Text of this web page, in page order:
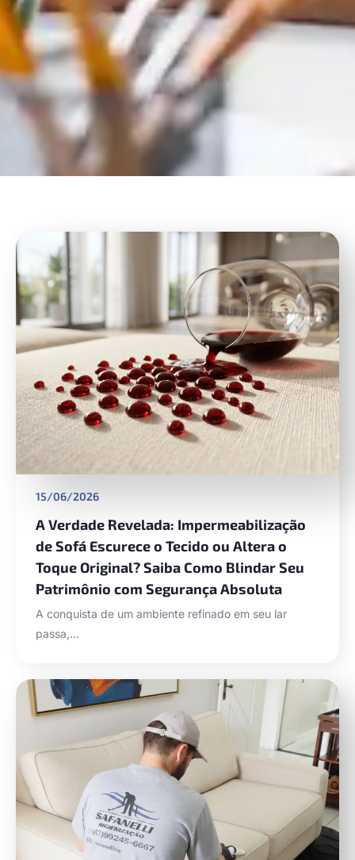
15/06/2026
A Verdade Revelada: Impermeabilização
de Sofá Escurece o Tecido ou Altera o
Toque Original? Saiba Como Blindar Seu
Patrimônio com Segurança Absoluta
A conquista de um ambiente refinado em seu lar
passa,…